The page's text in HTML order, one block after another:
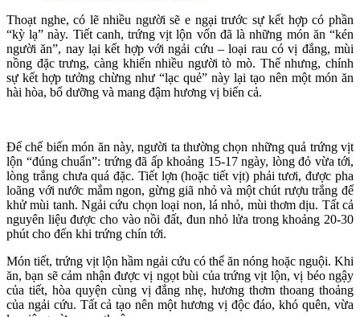
Thoạt nghe, có lẽ nhiều người sẽ e ngại trước sự kết hợp có phần
“kỳ lạ” này. Tiết canh, trứng vịt lộn vốn đã là những món ăn “kén
người ăn”, nay lại kết hợp với ngải cứu – loại rau có vị đắng, mùi
nồng đặc trưng, càng khiến nhiều người tò mò. Thế nhưng, chính
sự kết hợp tưởng chừng như “lạc quẻ” này lại tạo nên một món ăn
hài hòa, bổ dưỡng và mang đậm hương vị biển cả.
Để chế biến món ăn này, người ta thường chọn những quả trứng vịt
lộn “đúng chuẩn”: trứng đã ấp khoảng 15-17 ngày, lòng đỏ vừa tới,
lòng trắng chưa quá đặc. Tiết lợn (hoặc tiết vịt) phải tươi, được pha
loãng với nước mắm ngon, gừng giã nhỏ và một chút rượu trắng để
khử mùi tanh. Ngải cứu chọn loại non, lá nhỏ, mùi thơm dịu. Tất cả
nguyên liệu được cho vào nồi đất, đun nhỏ lửa trong khoảng 20-30
phút cho đến khi trứng chín tới.
Món tiết, trứng vịt lộn hầm ngải cứu có thể ăn nóng hoặc nguội. Khi
ăn, bạn sẽ cảm nhận được vị ngọt bùi của trứng vịt lộn, vị béo ngậy
của tiết, hòa quyện cùng vị đắng nhẹ, hương thơm thoang thoảng
của ngải cứu. Tất cả tạo nên một hương vị độc đáo, khó quên, vừa